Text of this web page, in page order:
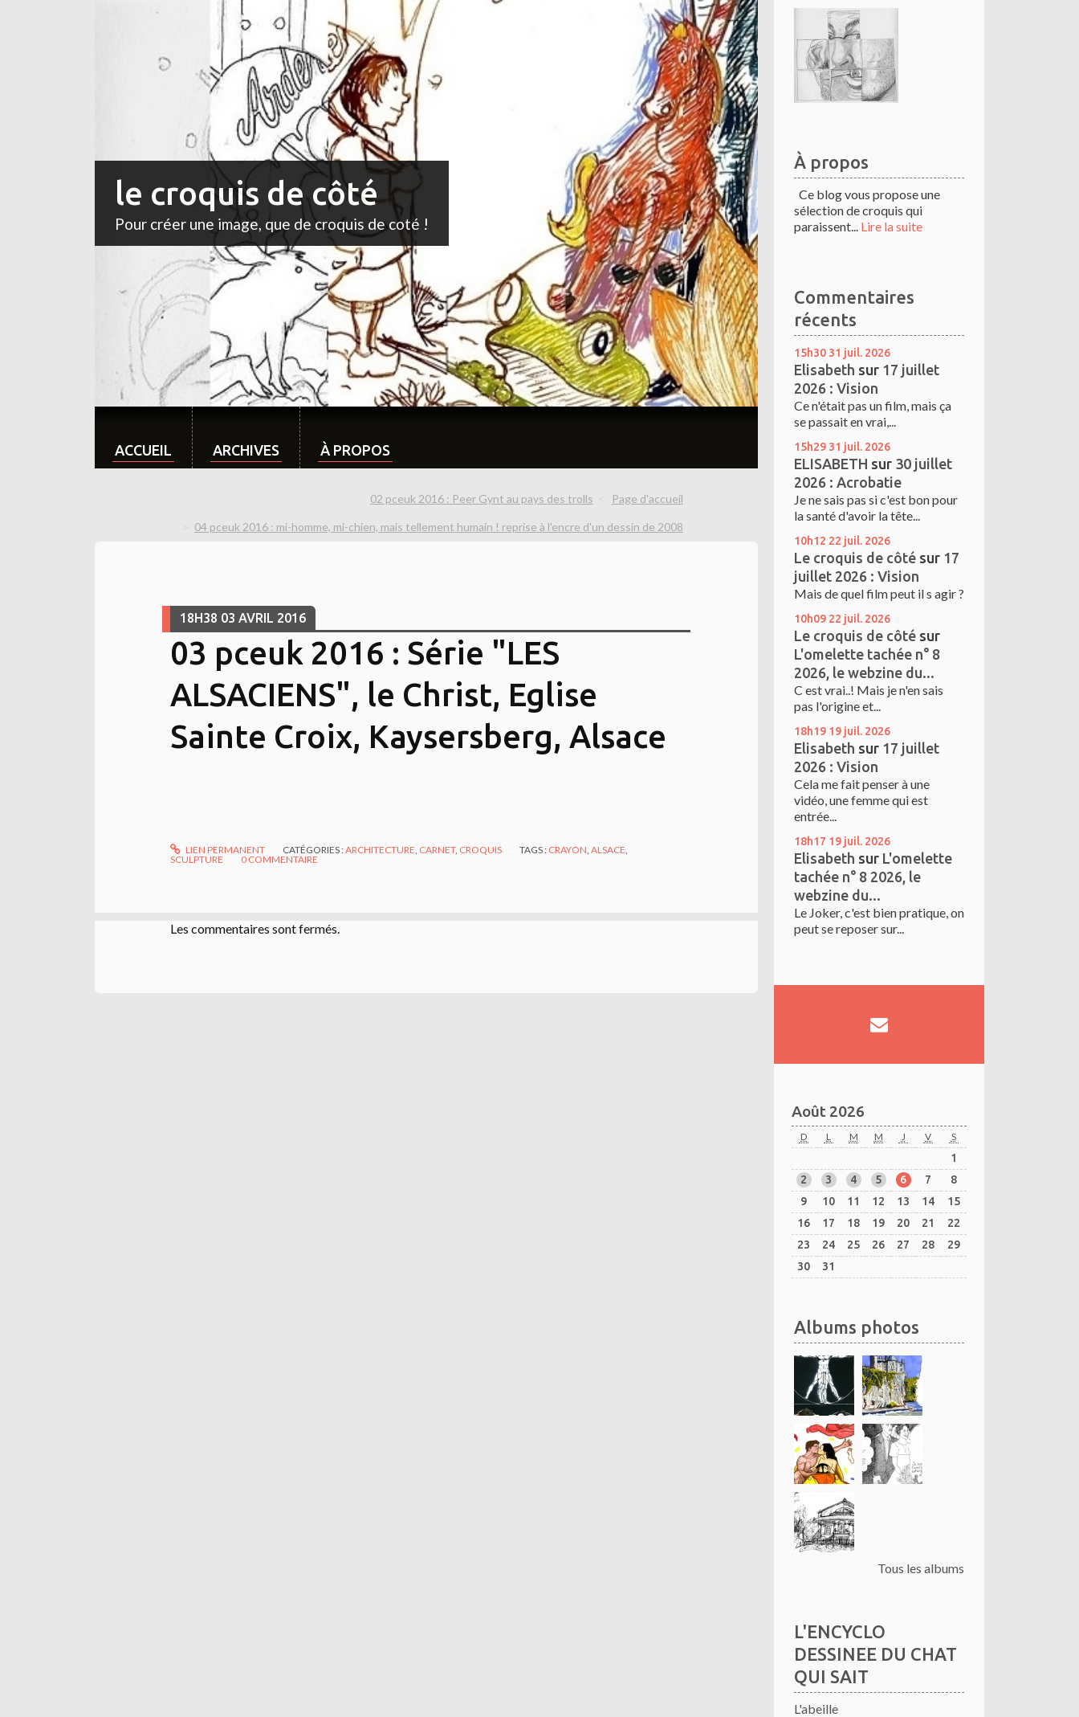
le croquis de côté
Pour créer une image, que de croquis de coté !
ACCUEIL ARCHIVES À PROPOS
02 pceuk 2016 : Peer Gynt au pays des trolls Page d'accueil
04 pceuk 2016 : mi-homme, mi-chien, mais tellement humain ! reprise à l'encre d'un dessin de 2008
18H38 03 AVRIL 2016
03 pceuk 2016 : Série "LES
ALSACIENS", le Christ, Eglise
Sainte Croix, Kaysersberg, Alsace
LIEN PERMANENT CATÉGORIES :ARCHITECTURE CARNET, CROQUIS TAGS : CRAYON ,ALSACE
SCULPTURE
0 COMMENTAIRE
Les commentaires sont fermés.
À propos
Ce blog vous propose une
sélection de croquis qui
paraissent... Lire la suite
Commentaires
récents
15h30 31 juil. 2026
Elisabeth sur 17 juillet
2026 : Vision
Ce n'était pas un film, mais ça
se passait en vrai,...
15h29 31 juil. 2026
ELISABETH sur 30 juillet
2026 : Acrobatie
Je ne sais pas si c'est bon pour
la santé d'avoir la tête...
10h12 22 juil. 2026
Le croquis de côté sur 17
juillet 2026 : Vision
Mais de quel film peut il s agir ?
10h09 22 juil. 2026
Le croquis de côté sur
L'omelette tachée n° 8
2026, le webzine du...
C est vrai..! Mais je n'en sais
pas l'origine et...
18h19 19 juil. 2026
Elisabeth sur 17 juillet
2026 : Vision
Cela me fait penser à une
vidéo, une femme qui est
entrée...
18h17 19 juil. 2026
Elisabeth sur L'omelette
tachée n° 8 2026, le
webzine du...
Le Joker, c'est bien pratique, on
peut se reposer sur...
Août 2026
D L M M J V S
1
2
3 4 5 6 7
8
9
10 11 12 13 14
15
16
17 18 19 20 21
22
23
24 25 26 27 28
29
30
31
Albums photos
Tous les albums
L'ENCYCLO
DESSINEE DU CHAT
QUI SAIT
L'abeille